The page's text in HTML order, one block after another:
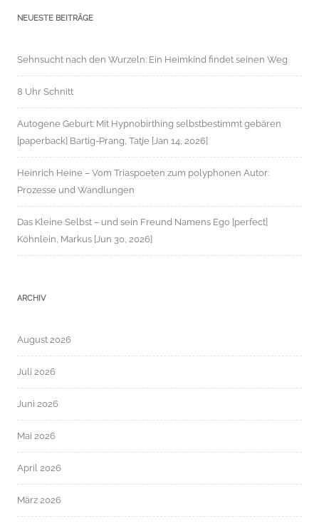
NEUESTE BEITRÄGE
Sehnsucht nach den Wurzeln: Ein Heimkind findet seinen Weg
8 Uhr Schnitt
Autogene Geburt: Mit Hypnobirthing selbstbestimmt gebären
[paperback] Bartig-Prang, Tatje [Jan 14, 2026]
Heinrich Heine – Vom Triaspoeten zum polyphonen Autor:
Prozesse und Wandlungen
Das Kleine Selbst – und sein Freund Namens Ego [perfect]
Köhnlein, Markus [Jun 30, 2026]
ARCHIV
August 2026
Juli 2026
Juni 2026
Mai 2026
April 2026
März 2026